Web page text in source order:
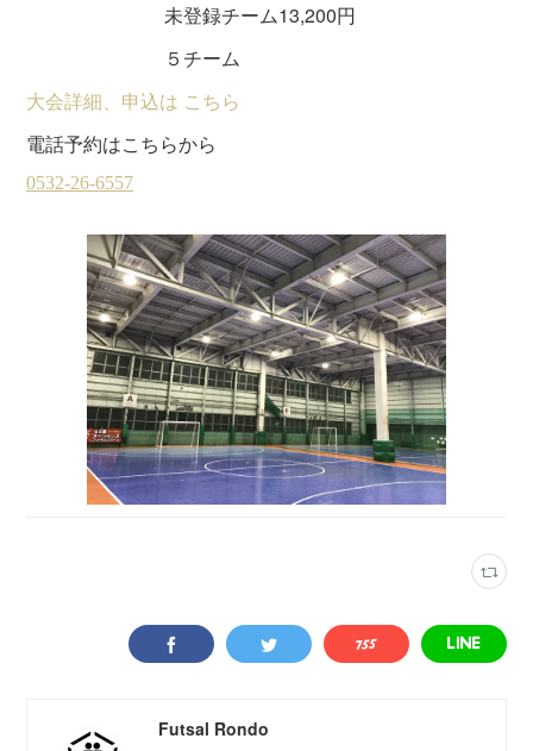
未登録チーム13,200円
５チーム
大会詳細、申込は こちら
電話予約はこちらから
Futsal Rondo